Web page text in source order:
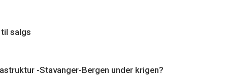
salgs
-Stavanger-Bergen under krigen?